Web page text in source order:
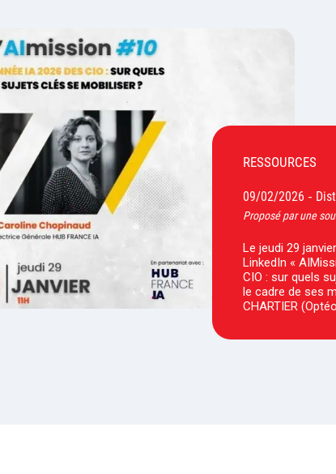
RESSOURCES
09/02/2026 -
Proposé par une
Le jeudi 29
LinkedIn «
CIO : sur quels
le cadre de ses
CHARTIER